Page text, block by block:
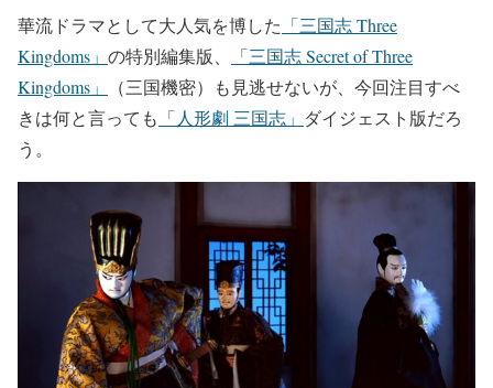
華流ドラマとして大人気を博した 「三国志 Three
Kingdoms」 の特別編集版、
「三国志 Secret of Three
Kingdoms」
（三国機密）も見逃せないが、今回注目すべ
きは何と言っても 「人形劇 三国志」 ダイジェスト版だろ
う。